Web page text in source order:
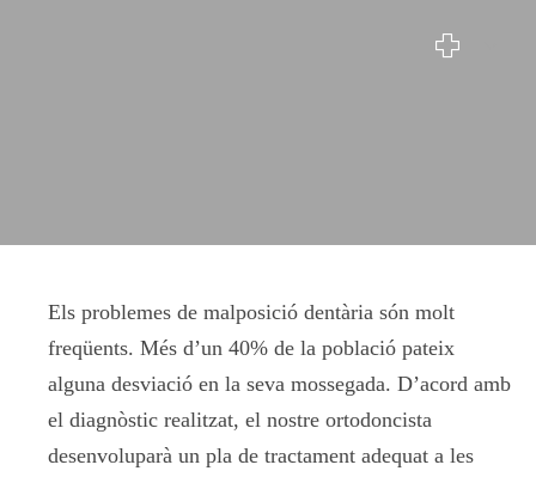
Els problemes de malposició dentària són molt
freqüents. Més d’un 40% de la població pateix
alguna desviació en la seva mossegada. D’acord amb
el diagnòstic realitzat, el nostre ortodoncista
desenvoluparà un pla de tractament adequat a les